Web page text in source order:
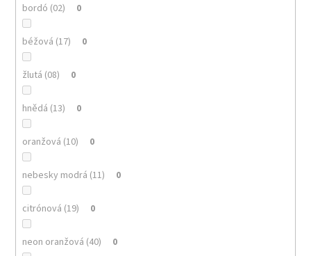
bordó (02) 0
béžová (17) 0
žlutá (08) 0
hnědá (13) 0
oranžová (10) 0
nebesky modrá (11) 0
citrónová (19) 0
neon oranžová (40) 0